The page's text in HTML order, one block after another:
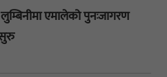
एमालेको पुनःजागरण